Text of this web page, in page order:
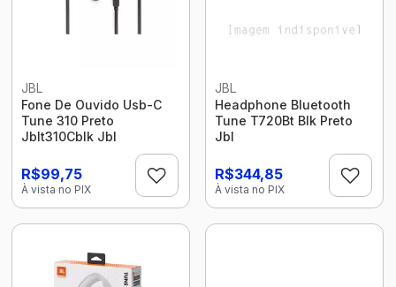
JBL
Fone De Ouvido Usb-C
Tune 310 Preto
Jblt310Cblk Jbl
R$99,75
À vista no PIX
JBL
Headphone Bluetooth
Tune T720Bt Blk Preto
Jbl
R$344,85
À vista no PIX